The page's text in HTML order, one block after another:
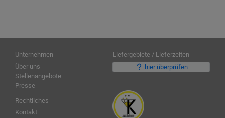
Unternehmen
Über uns
Stellenangebote
Presse
Liefergebiete / Lieferzeiten
hier überprüfen
Rechtliches
Kontakt